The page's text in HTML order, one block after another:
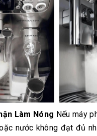
Làm Nóng Nếu máy
nước không đạt đủ